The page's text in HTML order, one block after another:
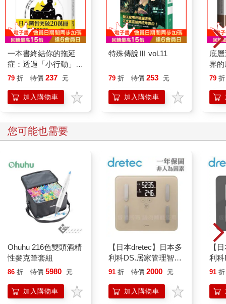
一本書終結你的拖延
症：透過「小行動」打
開大腦的行動開關，懶
的37個科學方法
79 折 特價 237 元
加入購物車
特殊傳說Ⅲ vol.11
79 折 特價 253 元
加入購物車
底
界
79 折
您可能也需要
Ohuhu 216色雙頭酒精
性麥克筆套組
86 折 特價 5980 元
加入購物車
【日本dretec】日本多
利科DS.居家管理智能
四合一體重體脂計-摩
91 折 特價 2000 元
加入購物車
【
利
四
91 折